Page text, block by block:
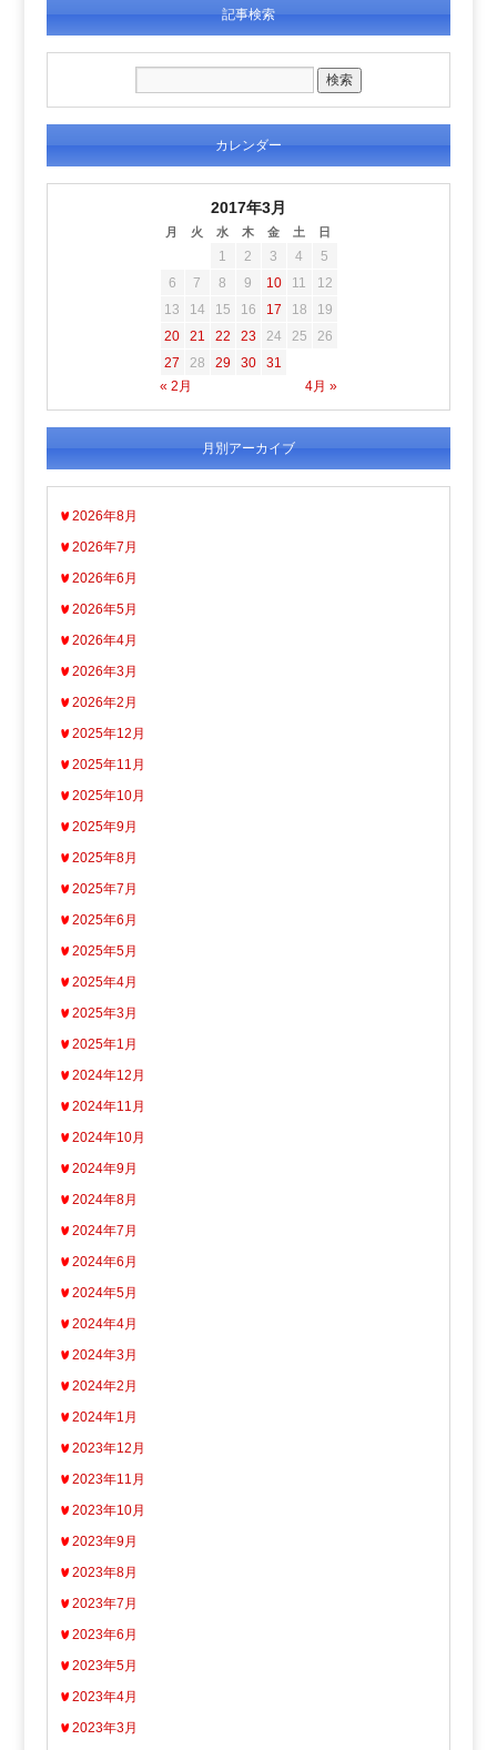
記事検索
カレンダー
2017年3月
月 火 水 木 金 土 日
« 2月 4月 »
1 2 3 4
5
6
7 8 9 10 11
12
13
14 15 16 17 18
19
20
21 22 23 24 25
26
27
28 29 30 31
月別アーカイブ
2026年8月
2026年7月
2026年6月
2026年5月
2026年4月
2026年3月
2026年2月
2025年12月
2025年11月
2025年10月
2025年9月
2025年8月
2025年7月
2025年6月
2025年5月
2025年4月
2025年3月
2025年1月
2024年12月
2024年11月
2024年10月
2024年9月
2024年8月
2024年7月
2024年6月
2024年5月
2024年4月
2024年3月
2024年2月
2024年1月
2023年12月
2023年11月
2023年10月
2023年9月
2023年8月
2023年7月
2023年6月
2023年5月
2023年4月
2023年3月